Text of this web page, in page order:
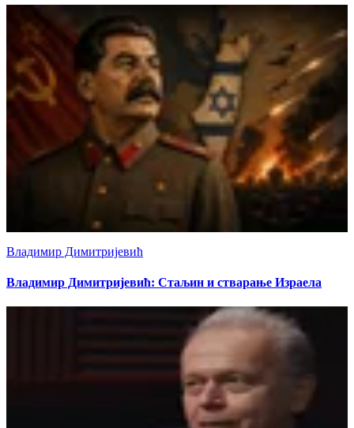
Владимир Димитријевић
Владимир Димитријевић: Стаљин и стварање Израела